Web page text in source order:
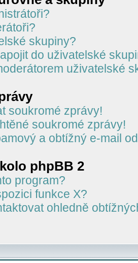
skupiny?
do uživatelské
uživatelské
soukromé zprávy!
soukromé zprávy!
a obtížný e-mail
phpBB 2
program?
funkce X?
ohledně